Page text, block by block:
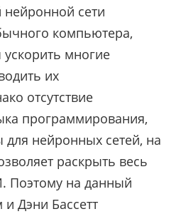
нейронной сети
компьютера,
многие
их
отсутствие
программирования,
нейронных сетей, на
раскрыть весь
Поэтому на данный
Дэни Бассетт